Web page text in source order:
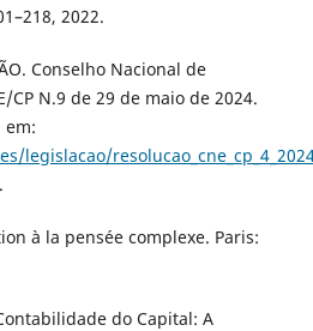
2022.
Conselho Nacional de
CP N.9 de 29 de maio de 2024.
em:
legislacao/
à la pensée complexe. Paris:
do Capital: A